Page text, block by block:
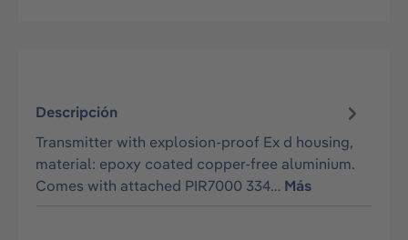
Descripción
Transmitter with explosion-proof Ex d housing,
material: epoxy coated copper-free aluminium.
Comes with attached PIR7000 334… Más